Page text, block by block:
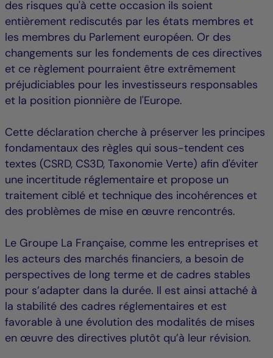
des risques qu'à cette occasion ils soient
entièrement rediscutés par les états membres et
les membres du Parlement européen. Or des
changements sur les fondements de ces directives
et ce règlement pourraient être extrêmement
préjudiciables pour les investisseurs responsables
et la position pionnière de l'Europe.
Cette déclaration cherche à préserver les principes
fondamentaux des règles qui sous-tendent ces
textes (CSRD, CS3D, Taxonomie Verte) afin d'éviter
une incertitude réglementaire et propose un
traitement ciblé et technique des incohérences et
des problèmes de mise en œuvre rencontrés.
Le Groupe La Française, comme les entreprises et
les acteurs des marchés financiers, a besoin de
perspectives de long terme et de cadres stables
pour s’adapter dans la durée. Il est ainsi attaché à
la stabilité des cadres réglementaires et est
favorable à une évolution des modalités de mises
en œuvre des directives plutôt qu’à leur révision.